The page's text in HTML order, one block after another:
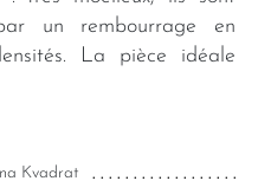
un rembourrage en
La pièce idéale
Kvadrat